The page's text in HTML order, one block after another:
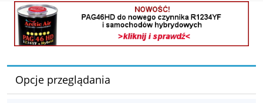
Opcje przeglądania